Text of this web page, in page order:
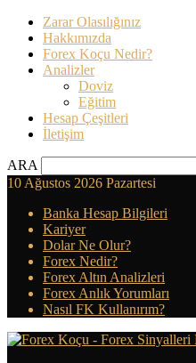
Zarar Olasılığınız
Hakkımızda
Forex Koçu Nedir?
Analizler
Doviz
Eğitim
Hesap Çeşitleri
İletişim
ARA
10 Ağustos 2026 Pazartesi
Banka Hesap Bilgileri
Kariyer
Dolar Ne Olur?
Forex Nedir?
Forex Altın Analizleri
Forex Anlık Yorumları
Nasıl FK Kullanırım?